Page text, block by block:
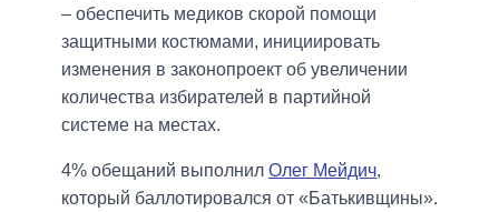
– обеспечить медиков скорой помощи
защитными костюмами, инициировать
изменения в законопроект об увеличении
количества избирателей в партийной
системе на местах.
4% обещаний выполнил Олег Мейдич,
который баллотировался от «Батькивщины».